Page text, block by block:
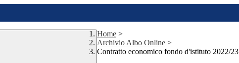
Home >
Archivio Albo Online >
Contratto economico fondo d'istituto 2022/23